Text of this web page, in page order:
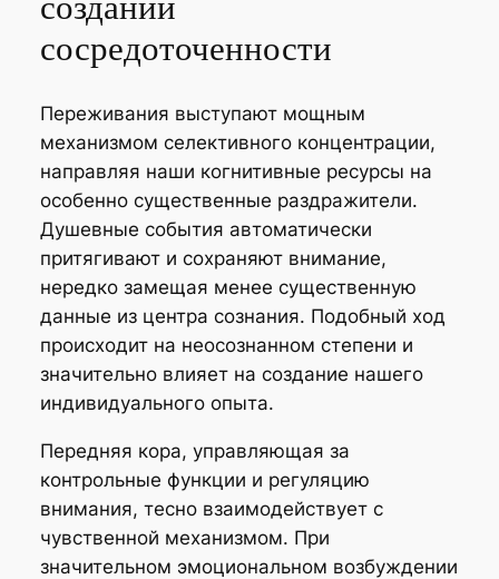
сосредоточенности
Переживания выступают мощным
механизмом селективного концентрации,
направляя наши когнитивные ресурсы на
особенно существенные раздражители.
Душевные события автоматически
притягивают и сохраняют внимание,
нередко замещая менее существенную
данные из центра сознания. Подобный ход
происходит на неосознанном степени и
значительно влияет на создание нашего
индивидуального опыта.
Передняя кора, управляющая за
контрольные функции и регуляцию
внимания, тесно взаимодействует с
чувственной механизмом. При
значительном эмоциональном возбуждении